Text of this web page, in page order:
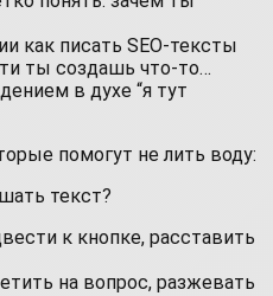
как писать SEO-тексты
ты создашь что-то…
в духе “я тут
помогут не лить воду:
текст?
к кнопке, расставить
на вопрос, разжевать